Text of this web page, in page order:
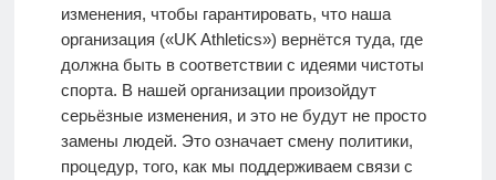
изменения, чтобы гарантировать, что наша
организация («UK Athletics») вернётся туда, где
должна быть в соответствии с идеями чистоты
спорта. В нашей организации произойдут
серьёзные изменения, и это не будут не просто
замены людей. Это означает смену политики,
процедур, того, как мы поддерживаем связи с